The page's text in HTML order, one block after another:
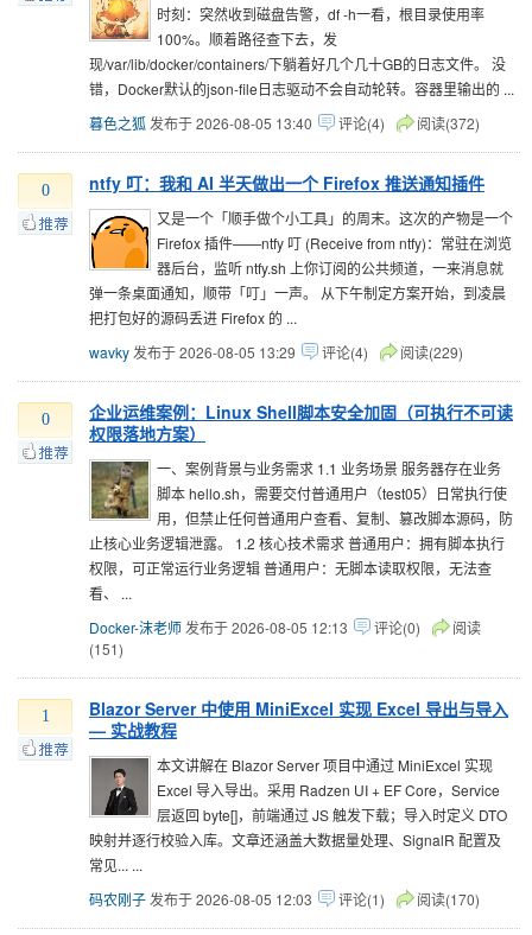
时刻：突然收到磁盘告警，df -h一看，根目录使用率
100%。顺着路径查下去，发
现/var/lib/docker/containers/下躺着好几个几十GB的日志文件。 没
错，Docker默认的json-file日志驱动不会自动轮转。容器里输出的 ...
暮色之狐 发布于 2026-08-05 13:40 评论(4) 阅读(372)
0 ntfy 叮：我和 AI 半天做出一个 Firefox 推送通知插件
又是一个「顺手做个小工具」的周末。这次的产物是一个
Firefox 插件——ntfy 叮 (Receive from ntfy)：常驻在浏览
器后台，监听 ntfy.sh 上你订阅的公共频道，一来消息就
弹一条桌面通知，顺带「叮」一声。 从下午制定方案开始，到凌晨
把打包好的源码丢进 Firefox 的 ...
wavky 发布于 2026-08-05 13:29 评论(4) 阅读(229)
0
企业运维案例：Linux Shell脚本安全加固（可执行不可读
权限落地方案）
一、案例背景与业务需求 1.1 业务场景 服务器存在业务
脚本 hello.sh，需要交付普通用户（test05）日常执行使
用，但禁止任何普通用户查看、复制、篡改脚本源码，防
止核心业务逻辑泄露。 1.2 核心技术需求 普通用户：拥有脚本执行
权限，可正常运行业务逻辑 普通用户：无脚本读取权限，无法查
看、 ...
Docker-沫老师 发布于 2026-08-05 12:13 评论(0)
阅读
(151)
1
Blazor Server 中使用 MiniExcel 实现 Excel 导出与导入
— 实战教程
本文讲解在 Blazor Server 项目中通过 MiniExcel 实现
Excel 导入导出。采用 Radzen UI + EF Core，Service
层返回 byte[]，前端通过 JS 触发下载；导入时定义 DTO
映射并逐行校验入库。文章还涵盖大数据量处理、SignalR 配置及
常见... ...
码农刚子 发布于 2026-08-05 12:03 评论(1) 阅读(170)